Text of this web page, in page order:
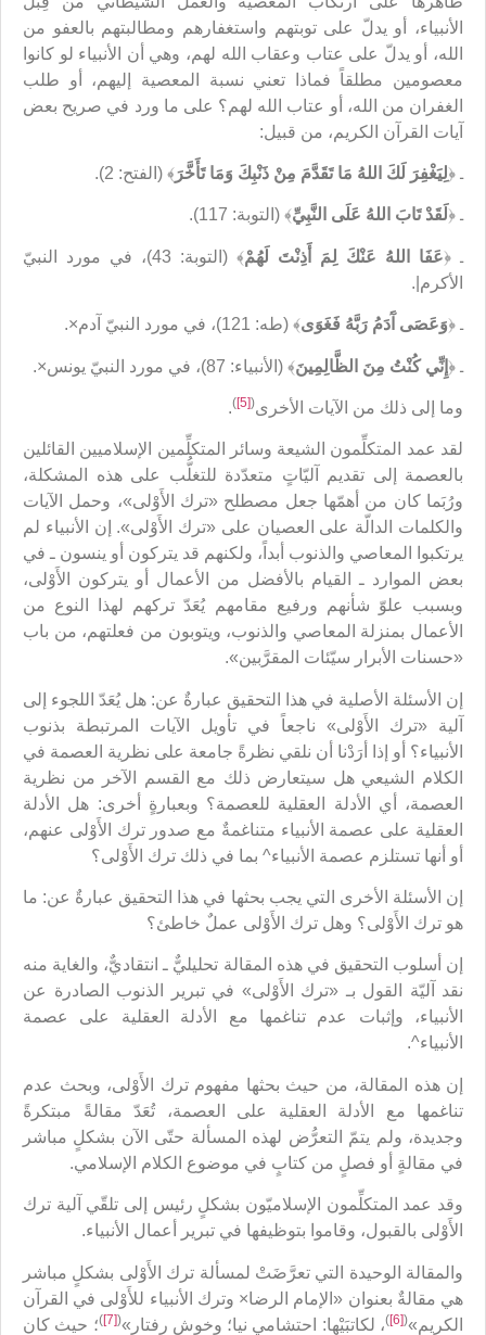
الأنبياء، أو يدلّ على توبتهم واستغفارهم ومطالبتهم بالعفو من
الله، أو يدلّ على عتاب وعقاب الله لهم، وهي أن الأنبياء لو كانوا
معصومين مطلقاً فماذا تعني نسبة المعصية إليهم، أو طلب
الغفران من الله، أو عتاب الله لهم؟ على ما ورد في صريح بعض
آيات القرآن الكريم، من قبيل:
ـ ﴿لِيَغْفِرَ لَكَ اللهُ مَا تَقَدَّمَ مِنْ ذَنْبِكَ وَمَا تَأَخَّرَ﴾ (الفتح: 2).
ـ ﴿لَقَدْ تَابَ اللهُ عَلَى النَّبِيِّ﴾ (التوبة: 117).
ـ ﴿عَفَا اللهُ عَنْكَ لِمَ أَذِنْتَ لَهُمْ
﴾ (التوبة: 43)، في مورد النبيّ
الأكرم|.
ـ ﴿وَعَصَى آَدَمُ رَبَّهُ فَغَوَى﴾ (طه: 121)، في مورد النبيّ آدم×.
ـ ﴿إِنِّي كُنْتُ مِنَ الظَّالِمِينَ﴾ (الأنبياء: 87)، في مورد النبيّ يونس×.
وما إلى ذلك من الآيات الأخرى(
[5]
)
.
لقد عمد المتكلِّمون الشيعة وسائر المتكلِّمين الإسلاميين القائلين
بالعصمة إلى تقديم آليّاتٍ متعدّدة للتغلُّب على هذه المشكلة،
ورُبَما كان من أهمّها جعل مصطلح «ترك الأَوْلى»، وحمل الآيات
والكلمات الدالّة على العصيان على «ترك الأَوْلى». إن الأنبياء لم
يرتكبوا المعاصي والذنوب أبداً، ولكنهم قد يتركون أو ينسون ـ في
بعض الموارد ـ القيام بالأفضل من الأعمال أو يتركون الأَوْلى،
وبسبب علوّ شأنهم ورفيع مقامهم يُعَدّ تركهم لهذا النوع من
الأعمال بمنزلة المعاصي والذنوب، ويتوبون من فعلتهم، من باب
«حسنات الأبرار سيّئات المقرَّبين».
إن الأسئلة الأصلية في هذا التحقيق عبارةٌ عن: هل يُعَدّ اللجوء إلى
آلية «ترك الأَوْلى» ناجعاً في تأويل الآيات المرتبطة بذنوب
الأنبياء؟ أو إذا أرَدْنا أن نلقي نظرةً جامعة على نظرية العصمة في
الكلام الشيعي هل سيتعارض ذلك مع القسم الآخر من نظرية
العصمة، أي الأدلة العقلية للعصمة؟ وبعبارةٍ أخرى: هل الأدلة
العقلية على عصمة الأنبياء متناغمةٌ مع صدور ترك الأَوْلى عنهم،
أو أنها تستلزم عصمة الأنبياء^ بما في ذلك ترك الأَوْلى؟
إن الأسئلة الأخرى التي يجب بحثها في هذا التحقيق عبارةٌ عن: ما
هو ترك الأَوْلى؟ وهل ترك الأَوْلى عملٌ خاطئ؟
إن أسلوب التحقيق في هذه المقالة تحليليٌّ ـ انتقاديٌّ، والغاية منه
نقد آليّة القول بـ «ترك الأَوْلى» في تبرير الذنوب الصادرة عن
الأنبياء، وإثبات عدم تناغمها مع الأدلة العقلية على عصمة
الأنبياء^.
إن هذه المقالة، من حيث بحثها مفهوم ترك الأَوْلى، وبحث عدم
تناغمها مع الأدلة العقلية على العصمة، تُعَدّ مقالةً مبتكرةً
وجديدة، ولم يتمّ التعرُّض لهذه المسألة حتّى الآن بشكلٍ مباشر
في مقالةٍ أو فصلٍ من كتابٍ في موضوع الكلام الإسلامي.
وقد عمد المتكلِّمون الإسلاميّون بشكلٍ رئيس إلى تلقّي آلية ترك
الأَوْلى بالقبول، وقاموا بتوظيفها في تبرير أعمال الأنبياء.
والمقالة الوحيدة التي تعرَّضَتْ لمسألة ترك الأَوْلى بشكلٍ مباشر
هي مقالةٌ بعنوان «الإمام الرضا× وترك الأنبياء للأَوْلى في القرآن
الكريم»(
[6]
)، لكاتبَيْها: احتشامي نيا؛ وخوش رفتار»(
[7]
)؛ حيث كان